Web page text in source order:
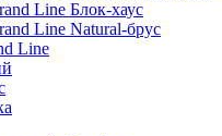
Line Блок-хаус
Line Natural-брус
Line